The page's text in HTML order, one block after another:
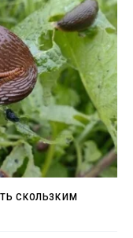
скользким